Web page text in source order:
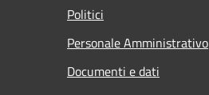
Politici
Personale Amministrativo
Documenti e dati